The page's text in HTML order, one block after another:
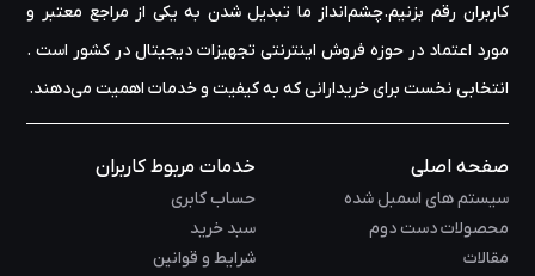
کاربران رقم بزنیم.چشم‌انداز ما تبدیل شدن به یکی از مراجع معتبر و
مورد اعتماد در حوزه‌ فروش اینترنتی تجهیزات دیجیتال در کشور است .
انتخابی نخست برای خریدارانی که به کیفیت و خدمات اهمیت می‌دهند.
صفحه اصلی
سیستم های اسمبل شده
محصولات دست دوم
مقالات
خدمات مربوط کاربران
حساب کابری
سبد خرید
شرایط و قوانین